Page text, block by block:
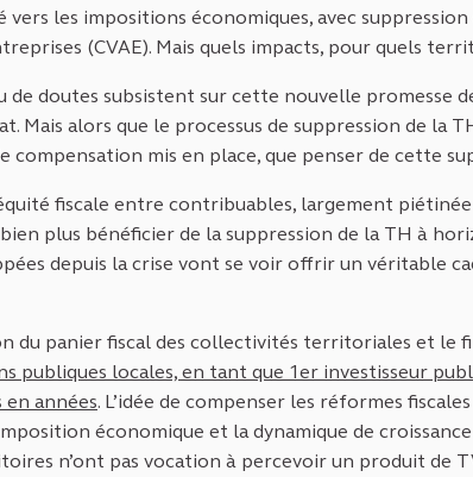
les impositions économiques, avec suppression
(CVAE). Mais quels impacts, pour quels
de doutes subsistent sur cette nouvelle promesse
Mais alors que le processus de suppression de la
compensation mis en place, que penser de cette
fiscale entre contribuables, largement
plus bénéficier de la suppression de la TH à
depuis la crise vont se voir offrir un véritable
du panier fiscal des collectivités territoriales et le
publiques locales, en tant que 1er investisseur
en années. L’idée de compenser les réformes
économique et la dynamique de
n’ont pas vocation à percevoir un produit de